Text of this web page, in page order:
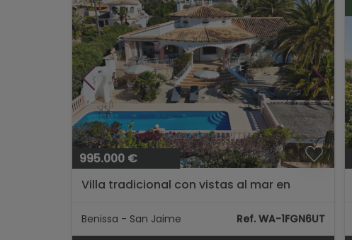
995.000 €
Villa tradicional con vistas al mar en
Benissa - San Jaime Ref. WA-1FGN6UT